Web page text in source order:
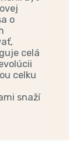
o
celá
celku
snaží